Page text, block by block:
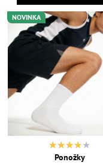
NOVINKA
Ponožky